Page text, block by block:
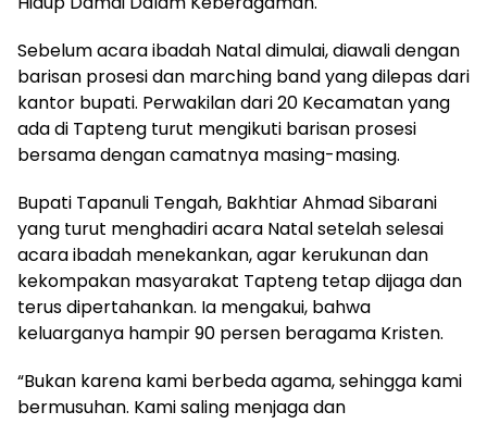
Sebelum acara ibadah Natal dimulai, diawali dengan
barisan prosesi dan marching band yang dilepas dari
kantor bupati. Perwakilan dari 20 Kecamatan yang
ada di Tapteng turut mengikuti barisan prosesi
bersama dengan camatnya masing-masing.
Bupati Tapanuli Tengah, Bakhtiar Ahmad Sibarani
yang turut menghadiri acara Natal setelah selesai
acara ibadah menekankan, agar kerukunan dan
kekompakan masyarakat Tapteng tetap dijaga dan
terus dipertahankan. Ia mengakui, bahwa
keluarganya hampir 90 persen beragama Kristen.
“Bukan karena kami berbeda agama, sehingga kami
bermusuhan. Kami saling menjaga dan